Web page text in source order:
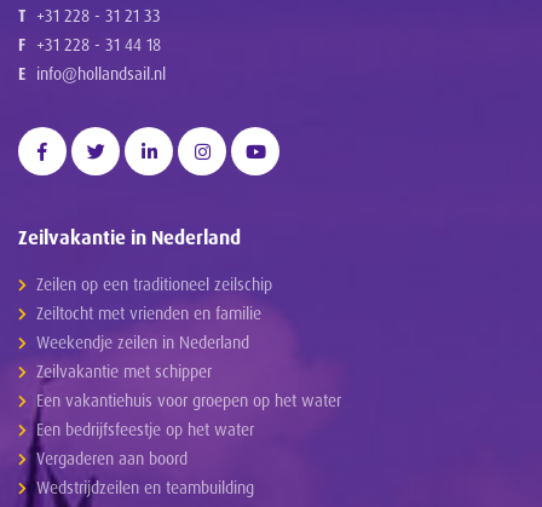
T +31 228 - 31 21 33
F +31 228 - 31 44 18
E info@hollandsail.nl
Zeilvakantie in Nederland
Zeilen op een traditioneel zeilschip
Zeiltocht met vrienden en familie
Weekendje zeilen in Nederland
Zeilvakantie met schipper
Een vakantiehuis voor groepen op het water
Een bedrijfsfeestje op het water
Vergaderen aan boord
Wedstrijdzeilen en teambuilding